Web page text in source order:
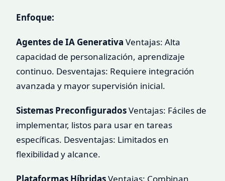
Enfoque:
Agentes de IA Generativa Ventajas: Alta
capacidad de personalización, aprendizaje
continuo. Desventajas: Requiere integración
avanzada y mayor supervisión inicial.
Sistemas PreconfiguradosVentajas: Fáciles de
implementar, listos para usar en tareas
específicas. Desventajas: Limitados en
flexibilidad y alcance.